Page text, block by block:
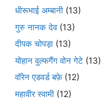
धीरूभाई अम्बानी (13)
गुरु नानक देव(13)
दीपक चोपड़ा (13)
योहान वुल्फगैंग वोन गेटे (13)
वॉरेन एडवर्ड बफ़े(12)
महावीर स्वामी (12)